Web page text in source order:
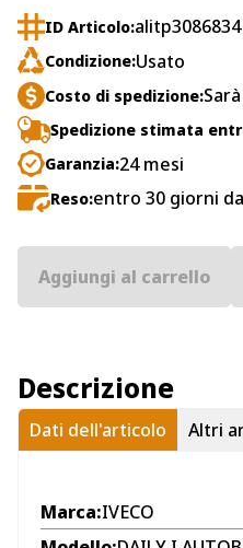
ID Articolo:alitp3086834
Condizione:Usato
Costo di spedizione:
Spedizione stimata
Garanzia:24 mesi
Reso:entro 30 giorni
Aggiungi al carrello
Descrizione
Dati dell'articolo Altri
Marca:IVECO